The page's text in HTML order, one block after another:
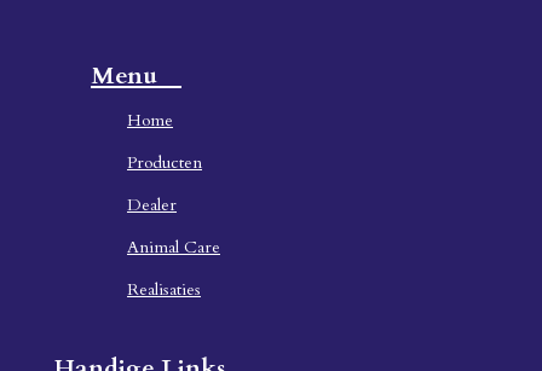
Menu
Home
Producten
Dealer
Animal Care
Realisaties